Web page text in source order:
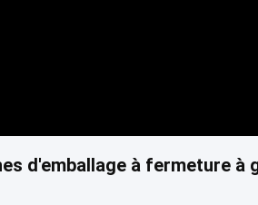
d'emballage à fermeture à